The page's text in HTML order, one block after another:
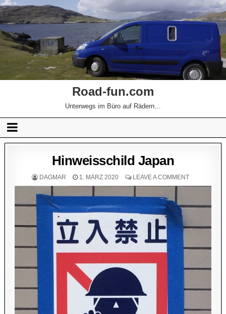
Road-fun.com
Unterwegs im Büro auf Rädern…
Hinweisschild Japan
DAGMAR 1. MÄRZ 2020 LEAVE A COMMENT